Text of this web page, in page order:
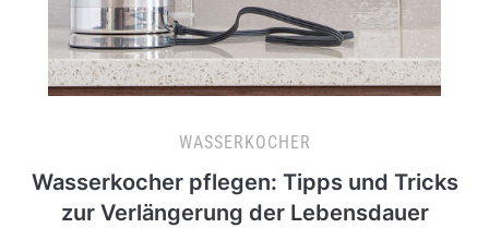
WASSERKOCHER
Wasserkocher pflegen: Tipps und Tricks
zur Verlängerung der Lebensdauer